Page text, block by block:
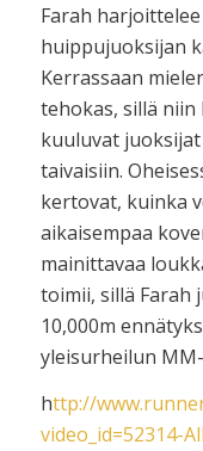
Farah
huippujuoksijan
Kerrassaan
tehokas, sillä
kuuluvat
taivaisiin.
kertovat, kuinka
aikaisempaa
mainittavaa
toimii, sillä Farah
10,000m
yleisurheilun
http://
video_id=52314-